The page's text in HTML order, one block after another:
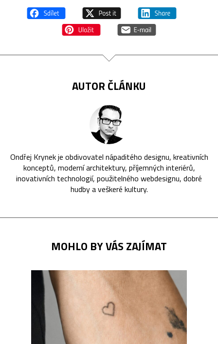
AUTOR ČLÁNKU
Ondřej Krynek je obdivovatel nápaditého designu, kreativních
konceptů, moderní architektury, příjemných interiérů,
inovativních technologií, použitelného webdesignu, dobré
hudby a veškeré kultury.
MOHLO BY VÁS ZAJÍMAT